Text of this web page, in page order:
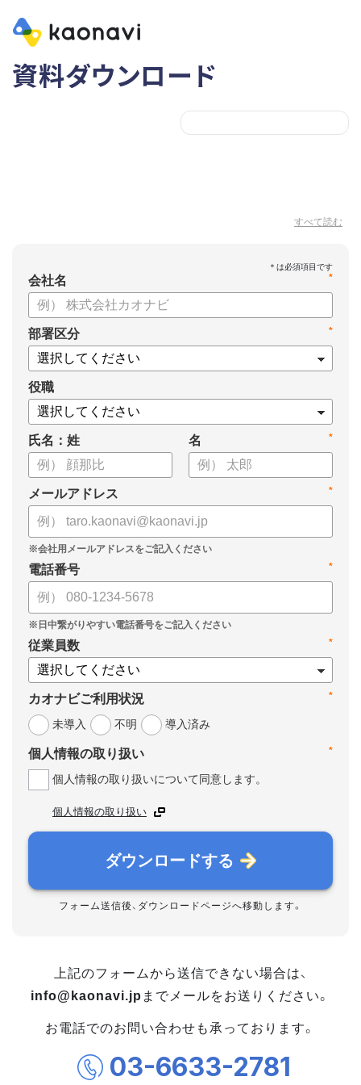
資料ダウンロード
すべて読む
*
会社名
*
部署区分
役職
氏名：姓 *
名
*
メールアドレス
*
電話番号
*
従業員数
*
カオナビご利用状況
未導入
不明 導入済み
*
個人情報の取り扱い
個人情報の取り扱いについて同意します。
個人情報の取り扱い
ダウンロードする
フォーム送信後、ダウンロードページへ移動します。
上記のフォームから送信できない場合は、
info@kaonavi.jp までメールをお送りください。
お電話でのお問い合わせも承っております。
03-6633-2781